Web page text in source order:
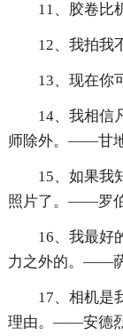
11、胶卷比
12、我拍我
13、现在你
14、我相信
师除外。——甘
15、如果我
照片了。——罗
16、我最好
力之外的。——
17、相机是
理由。——安德